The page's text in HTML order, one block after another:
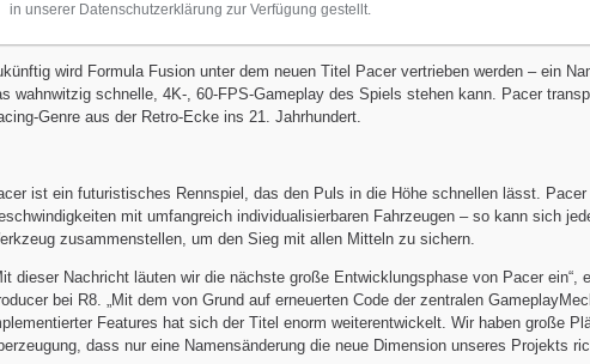
in unserer Datenschutzerklärung zur Verfügung gestellt.
wird Formula Fusion unter dem neuen Titel Pacer vertrieben werden – ein
wahnwitzig schnelle, 4K-, 60-FPS-Gameplay des Spiels stehen kann. Pacer
Genre aus der Retro-Ecke ins 21. Jahrhundert.
ist ein futuristisches Rennspiel, das den Puls in die Höhe schnellen lässt.
mit umfangreich individualisierbaren Fahrzeugen – so kann sich
zusammenstellen, um den Sieg mit allen Mitteln zu sichern.
dieser Nachricht läuten wir die nächste große Entwicklungsphase von Pacer ein“,
bei R8. „Mit dem von Grund auf erneuerten Code der zentralen
Features hat sich der Titel enorm weiterentwickelt. Wir haben große
dass nur eine Namensänderung die neue Dimension unseres Projekts